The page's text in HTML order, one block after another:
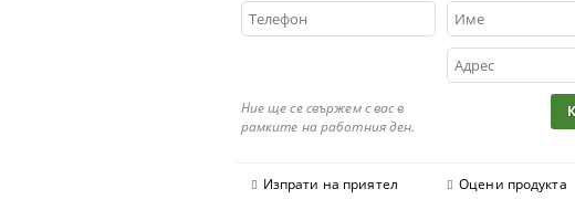
Ние ще се свържем с вас в
рамките на работния ден.
Изпрати на приятел Оцени продукта